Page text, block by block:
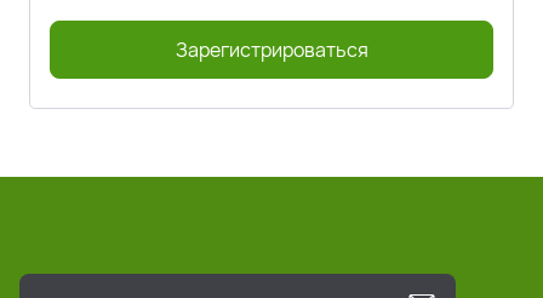
Зарегистрироваться